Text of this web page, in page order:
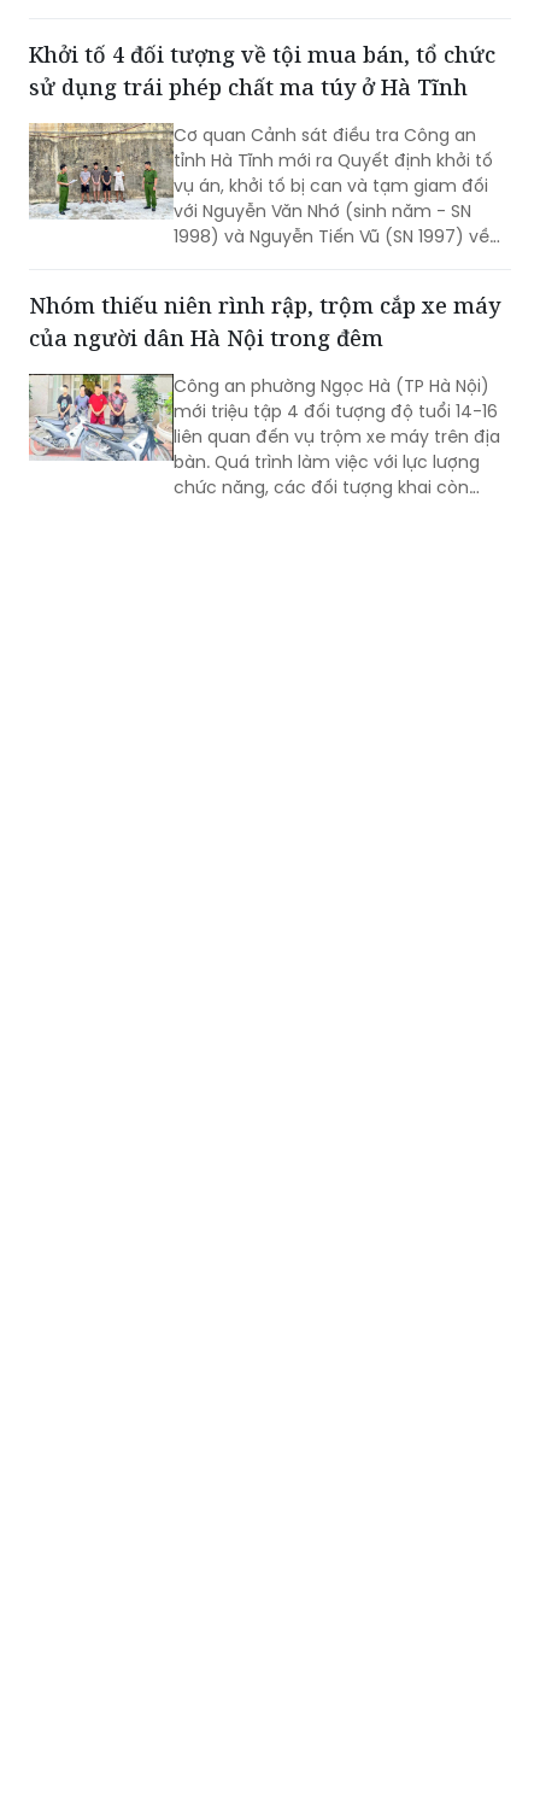
Khởi tố 4 đối tượng về tội mua bán, tổ chức
sử dụng trái phép chất ma túy ở Hà Tĩnh
Cơ quan Cảnh sát điều tra Công an
tỉnh Hà Tĩnh mới ra Quyết định khởi tố
vụ án, khởi tố bị can và tạm giam đối
với Nguyễn Văn Nhớ (sinh năm - SN
1998) và Nguyễn Tiến Vũ (SN 1997) về
Nguyễn Quang Vinh (SN 1995) và Trần
Mạnh Cường (SN 2003) về tội "Mua bán
Nhóm thiếu niên rình rập, trộm cắp xe máy
của người dân Hà Nội trong đêm
Công an phường Ngọc Hà (TP Hà Nội)
mới triệu tập 4 đối tượng độ tuổi 14-16
liên quan đến vụ trộm xe máy trên địa
bàn. Quá trình làm việc với lực lượng
chức năng, các đối tượng khai còn